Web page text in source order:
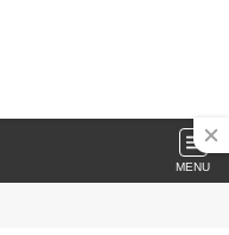
MENU